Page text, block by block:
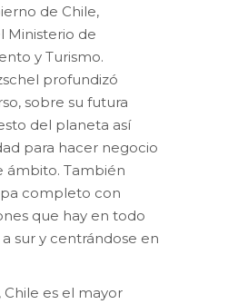
de Chile,
Ministerio de
y Turismo.
profundizó
sobre su futura
del planeta así
para hacer negocio
ámbito. También
completo con
que hay en todo
sur y centrándose en
Chile es el mayor